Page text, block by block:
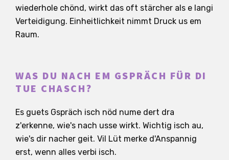
wiederhole chönd, wirkt das oft stärcher als e langi
Verteidigung. Einheitlichkeit nimmt Druck us em
Raum.
WAS DU NACH EM GSPRÄCH FÜR DI
TUE CHASCH?
Es guets Gspräch isch nöd nume dert dra
z'erkenne, wie's nach usse wirkt. Wichtig isch au,
wie's dir nacher geit. Vil Lüt merke d'Anspannig
erst, wenn alles verbi isch.